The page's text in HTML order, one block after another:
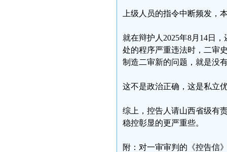
上级人员的指令中断频发，
就在辩护人2025年8月14日
处的程序严重违法时，二审
制造二审新的问题，就是没
这不是政治正确，这是私立
综上，控告人请山西省级有
稳控彰显的更严重些。
附：对一审审判的《控告信